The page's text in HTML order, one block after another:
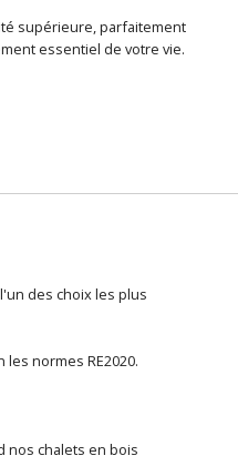
supérieure, parfaitement
essentiel de votre vie.
des choix les plus
normes RE2020.
nos chalets en bois